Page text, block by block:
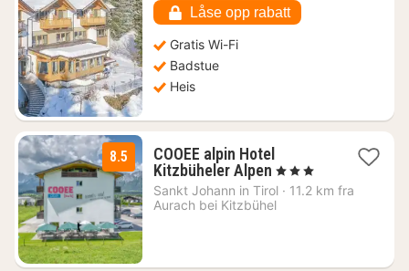
kr.
Låse opp rabatt
Gratis Wi-Fi
Badstue
Heis
8.5
COOEE alpin Hotel
Kitzbüheler Alpen 1
natt
fra
, 3 Stjerner
Sankt Johann in Tirol · 11.2 km fra
Aurach bei Kitzbühel